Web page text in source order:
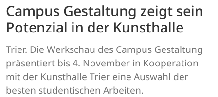
Campus Gestaltung zeigt sein
Potenzial in der Kunsthalle
Trier. Die Werkschau des Campus Gestaltung
präsentiert bis 4. November in Kooperation
mit der Kunsthalle Trier eine Auswahl der
besten studentischen Arbeiten.